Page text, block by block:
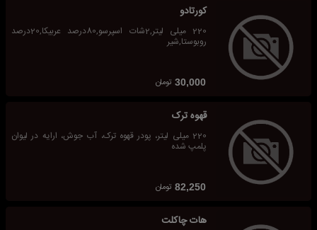
کورتادو
220 میلی لیتر,2شات اسپرسو,80درصد عربیکا,20درصد
روبوستا,شیر
30,000 تومان
قهوه ترک
220 میلی لیتر، پودر قهوه ترک، آب جوش، ارایه در لیوان
پلمپ شده
82,250 تومان
هات چاکلت